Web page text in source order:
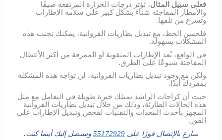
فعلى سبيل المثال، تؤثر درجات الحرارة المرتفعة صيفًا
والأمطار المفاجئة شتاءً بشكل كبير على سلامة الإطارات
وتسرع من تلفها.
فلحسن الحظ، مع تبديل بطاريات الفروانية، يمكنك تجنب هذه
المشكلات بسهولة.
في الواقع، تُعد الإطارات المثقوبة أو الممزقة من أكثر الأعطال
المفاجئة شيوعًا على الطرق.
ولكن مع وجود تبديل بطاريات الفروانية، لن تواجه هذه المشكلة
بمفردك أبدًا.
حيث أن كراجات الراشد تمتلك خبرة طويلة في التعامل مع مثل
هذه الحالات الطارئة، وذلك من خلال تبديل بطاريات الفروانية
المجهز بأحدث المعدات والتقنيات لفحص وتبديل الإطارات على
الفور.
سارع بالإتصال فورًا على 55172929 وسنصل إليك أينما كنت.